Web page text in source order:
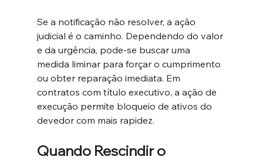
Se a notificação não resolver, a ação
judicial é o caminho. Dependendo do valor
e da urgência, pode-se buscar uma
medida liminar para forçar o cumprimento
ou obter reparação imediata. Em
contratos com título executivo, a ação de
execução permite bloqueio de ativos do
devedor com mais rapidez.
Quando Rescindir o